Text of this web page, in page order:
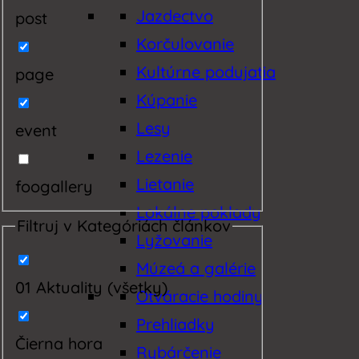
post
page
event
foogallery
Filtruj v Kategóriách článkov
01 Aktuality (všetky)
Čierna hora
Jazdectvo
Korčulovanie
Kultúrne podujatia
Kúpanie
Lesy
Lezenie
Lietanie
Lokálne poklady
Lyžovanie
Múzeá a galérie
Otváracie hodiny
Prehliadky
Rybárčenie